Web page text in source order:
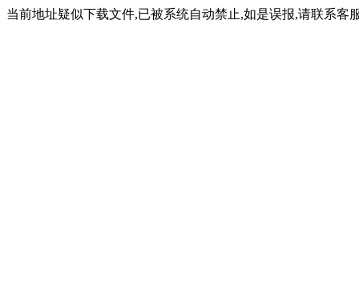
当前地址疑似下载文件,已被系统自动禁止,如是误报,请联系客